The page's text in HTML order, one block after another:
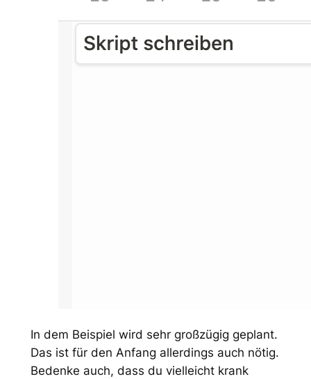
In dem Beispiel wird sehr großzügig geplant.
Das ist für den Anfang allerdings auch nötig.
Bedenke auch, dass du vielleicht krank